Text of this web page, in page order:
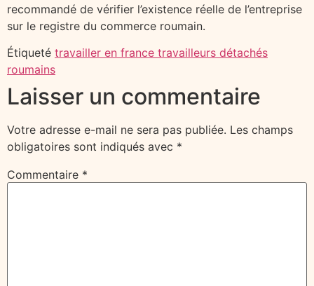
recommandé de vérifier l’existence réelle de l’entreprise
sur le registre du commerce roumain.
Étiqueté travailler en france travailleurs détachés
roumains
Laisser un commentaire
Votre adresse e-mail ne sera pas publiée. Les champs
obligatoires sont indiqués avec *
Commentaire *